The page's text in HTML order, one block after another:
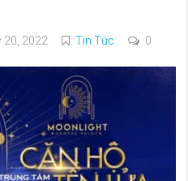
20, 2022 Tin Tức 0